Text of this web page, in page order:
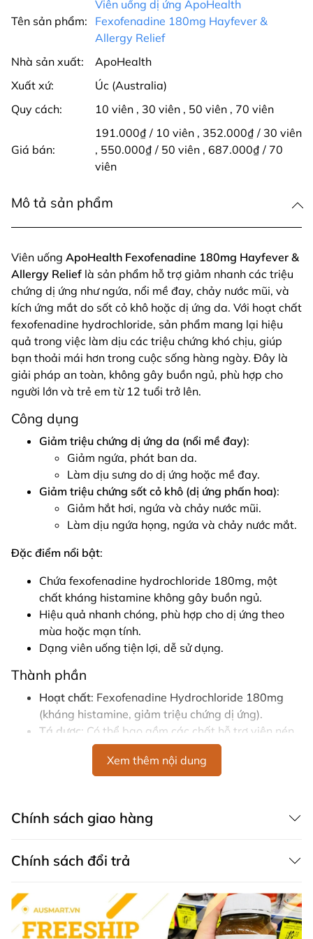
Tên sản phẩm:
Viên uống dị ứng ApoHealth
Fexofenadine 180mg Hayfever &
Allergy Relief
Nhà sản xuất:
ApoHealth
Xuất xứ:
Úc (Australia)
Quy cách:
10 viên , 30 viên , 50 viên , 70 viên
Giá bán:
191.000₫ / 10 viên , 352.000₫ / 30 viên
, 550.000₫ / 50 viên , 687.000₫ / 70
viên
Mô tả sản phẩm
Viên uống ApoHealth Fexofenadine 180mg Hayfever &
Allergy Relief là sản phẩm hỗ trợ giảm nhanh các triệu
chứng dị ứng như ngứa, nổi mề đay, chảy nước mũi, và
kích ứng mắt do sốt cỏ khô hoặc dị ứng da. Với hoạt chất
fexofenadine hydrochloride, sản phẩm mang lại hiệu
quả trong việc làm dịu các triệu chứng khó chịu, giúp
bạn thoải mái hơn trong cuộc sống hàng ngày. Đây là
giải pháp an toàn, không gây buồn ngủ, phù hợp cho
người lớn và trẻ em từ 12 tuổi trở lên.
Công dụng
Giảm triệu chứng dị ứng da (nổi mề đay):
Giảm ngứa, phát ban da.
Làm dịu sưng do dị ứng hoặc mề đay.
Giảm triệu chứng sốt cỏ khô (dị ứng phấn hoa):
Giảm hắt hơi, ngứa và chảy nước mũi.
Làm dịu ngứa họng, ngứa và chảy nước mắt.
Đặc điểm nổi bật:
Chứa fexofenadine hydrochloride 180mg, một
chất kháng histamine không gây buồn ngủ.
Hiệu quả nhanh chóng, phù hợp cho dị ứng theo
mùa hoặc mạn tính.
Dạng viên uống tiện lợi, dễ sử dụng.
Thành phần
Hoạt chất: Fexofenadine Hydrochloride 180mg
(kháng histamine, giảm triệu chứng dị ứng).
Tá dược: Có thể bao gồm các chất hỗ trợ viên nén
(thông tin cụ thể theo công thức nhà sản xuất).
Hướng dẫn sử dụng
Người lớn và trẻ em từ 12 tuổi trở lên: Uống 1
viên/ngày
khi cần thiết.
Cách dùng: Uống cùng với nước, có thể dùng trước
Lưu ý:
Xem thêm nội dung
Chính sách giao hàng
Chính sách đổi trả